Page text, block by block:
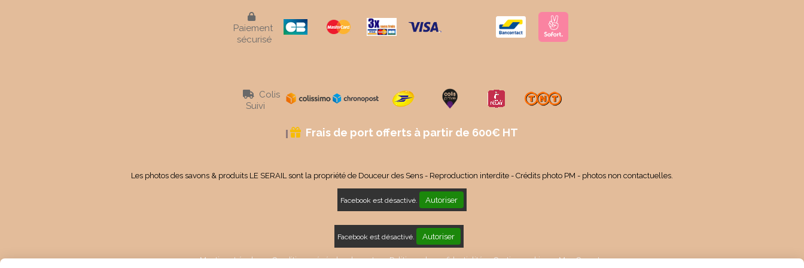

Paiement
sécurisé

Colis
Suivi
 Frais de port offerts à partir de 600€ HT
Les photos des savons & produits LE SERAIL sont la propriété de Douceur des Sens - Reproduction interdite - Crédits photo PM - photos non contactuelles.
Facebook est désactivé. Autoriser
Facebook est désactivé. Autoriser
Mentions Légales Conditions générales de vente Politique de confidentialité Gestion cookies Mon Compte